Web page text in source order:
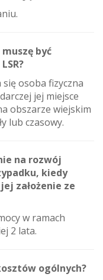
być
osoba fizyczna
jej miejsce
obszarze wiejskim
lub czasowy.
na rozwój
kiedy
założenie ze
w ramach
2 lata.
ogólnych?